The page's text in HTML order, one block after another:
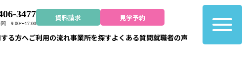
3477
間 9:00〜17:00
資料請求 見学予約
る方へご利用の流れ事業所を探すよくある質問就職者の声